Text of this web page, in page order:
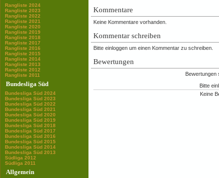
Rangliste 2024
Rangliste 2023
Rangliste 2022
Rangliste 2021
Rangliste 2020
Rangliste 2019
Rangliste 2018
Rangliste 2017
Rangliste 2016
Rangliste 2015
Rangliste 2014
Rangliste 2013
Rangliste 2012
Rangliste 2011
Bundesliga Süd
Bundesliga Süd 2024
Bundesliga Süd 2023
Bundesliga Süd 2022
Bundesliga Süd 2021
Bundesliga Süd 2020
Bundesliga Süd 2019
Bundesliga Süd 2018
Bundesliga Süd 2017
Bundesliga Süd 2016
Bundesliga Süd 2015
Bundesliga Süd 2014
Bundesliga Süd 2013
Südliga 2012
Südliga 2011
Allgemein
Kommentare
Keine Kommentare vorhanden.
Kommentar schreiben
Bitte einloggen um einen Kommentar zu schreiben.
Bewertungen
Bewertungen
Bitte
Keine